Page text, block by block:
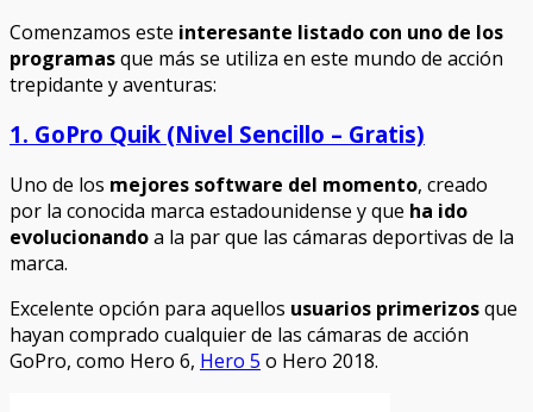
Comenzamos este interesante listado con uno de los
programasque más se utiliza en este mundo de acción
trepidante y aventuras:
1. GoPro Quik (Nivel Sencillo – Gratis)
Uno de los mejores software del momento, creado
por la conocida marca estadounidense y que ha ido
evolucionandoa la par que las cámaras deportivas de la
marca.
Excelente opción para aquellos usuarios primerizosque
hayan comprado cualquier de las cámaras de acción
GoPro, como Hero 6, Hero 5 o Hero 2018.